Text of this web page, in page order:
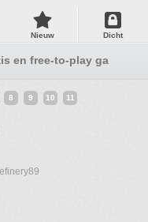
Nieuw Dicht
en free-to-play games!
8 9 10 11